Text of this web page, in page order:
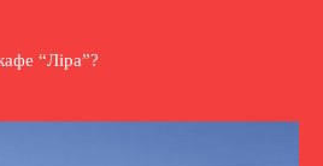
“Ліра”?